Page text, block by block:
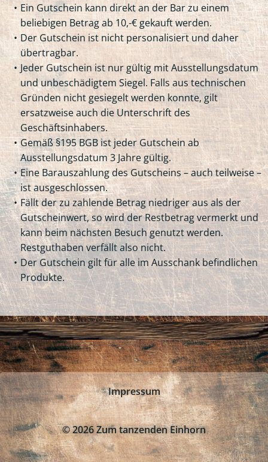
Ein Gutschein kann direkt an der Bar zu einem
beliebigen Betrag ab 10,-€ gekauft werden.
Der Gutschein ist nicht personalisiert und daher
übertragbar.
Jeder Gutschein ist nur gültig mit Ausstellungsdatum
und unbeschädigtem Siegel. Falls aus technischen
Gründen nicht gesiegelt werden konnte, gilt
ersatzweise auch die Unterschrift des
Geschäftsinhabers.
Gemäß §195 BGB ist jeder Gutschein ab
Ausstellungsdatum 3 Jahre gültig.
Eine Barauszahlung des Gutscheins – auch teilweise –
ist ausgeschlossen.
Fällt der zu zahlende Betrag niedriger aus als der
Gutscheinwert, so wird der Restbetrag vermerkt und
kann beim nächsten Besuch genutzt werden.
Restguthaben verfällt also nicht.
Der Gutschein gilt für alle im Ausschank befindlichen
Produkte.
Impressum
© 2026 Zum tanzenden Einhorn